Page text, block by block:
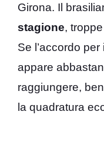
Girona. Il
stagione,
Se l’accordo
appare
raggiungere,
la quadratura